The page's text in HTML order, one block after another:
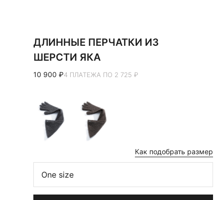
ДЛИННЫЕ ПЕРЧАТКИ ИЗ
ШЕРСТИ ЯКА
10 900 ₽4 ПЛАТЕЖА ПО 2 725 ₽
Как подобрать размер
One size